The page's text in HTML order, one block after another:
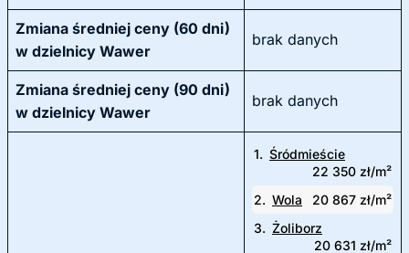
Zmiana średniej ceny (60 dni)
w dzielnicy Wawer
brak danych
Zmiana średniej ceny (90 dni)
w dzielnicy Wawer
brak danych
1. Śródmieście
22 350 zł/m²
2. Wola
20 867 zł/m²
3. Żoliborz
20 631 zł/m²